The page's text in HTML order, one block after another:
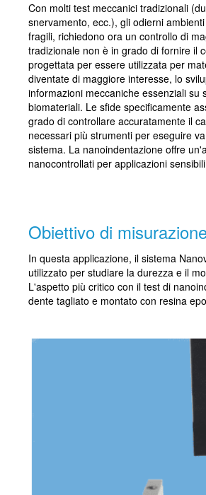
Con molti test meccanici tradizionali
snervamento, ecc.), gli odierni
fragili, richiedono ora un controllo di
tradizionale non è in grado di fornire il
progettata per essere utilizzata per
diventate di maggiore interesse, lo
informazioni meccaniche essenziali
biomateriali. Le sfide specificamente
grado di controllare accuratamente il
necessari più strumenti per eseguire
sistema. La nanoindentazione offre
nanocontrollati per applicazioni
Obiettivo di
In questa applicazione, il sistema
utilizzato per studiare la durezza e il
L'aspetto più critico con il test di
dente tagliato e montato con resina